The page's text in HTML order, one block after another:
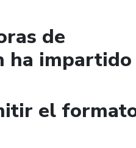
de
ha impartido
el